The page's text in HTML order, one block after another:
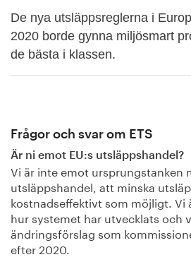
Vi tycker
Publicerat
Om oss
De nya utsläppsreglerna i
2020 borde gynna miljösmart
de bästa i klassen.
Frågor och svar om ETS
Är ni emot EU:s utsläppshandel?
Vi är inte emot ursprungstanken
utsläppshandel, att minska
kostnadseffektivt som möjligt. Vi
hur systemet har utvecklats och
ändringsförslag som
efter 2020.